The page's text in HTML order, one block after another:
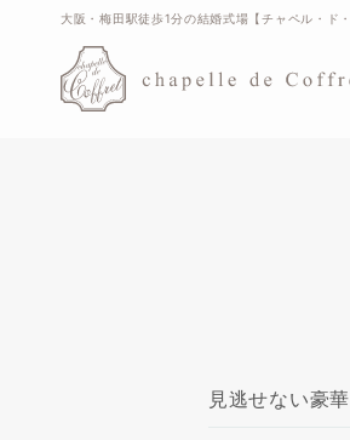
大阪・梅田駅徒歩1分の結婚式場【チャペル・ド・
見逃せない豪